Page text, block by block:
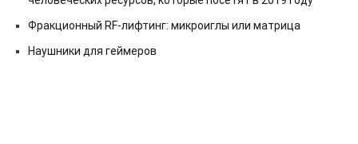
Фракционный RF-лифтинг: микроиглы или матрица
Наушники для геймеров